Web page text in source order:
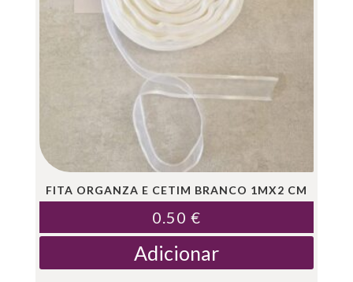
FITA ORGANZA E CETIM BRANCO 1MX2 CM
0.50 €
Adicionar